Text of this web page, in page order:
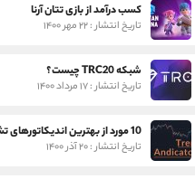
کسب درآمد از بازی تتان آرنا
تاریخ انتشار : ۲۲ مهر ۱۴۰۰
شبکه TRC20 چیست؟
تاریخ انتشار : ۱۷ مرداد ۱۴۰۰
10 مورد از بهترین اندیکاتورهای تشخیص روند
تاریخ انتشار : ۲۰ آذر ۱۴۰۰